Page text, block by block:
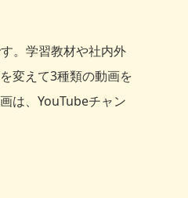
。学習教材や社内外
変えて3種類の動画を
は、YouTubeチャン